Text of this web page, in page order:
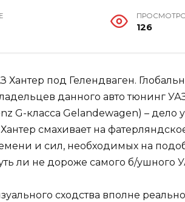
126
данного авто тюнинг
G-класса Gelandewagen) –
смахивает на
и сил, необходимых на
ли не дороже самого б/ушного
сходства вполне